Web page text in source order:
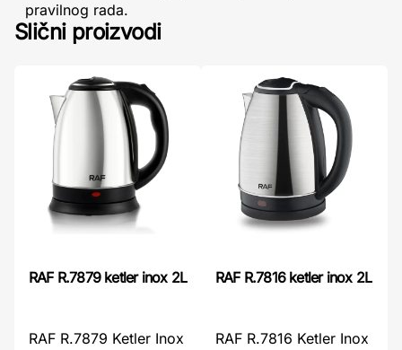
pravilnog rada.
Slični proizvodi
RAF R.7879 ketler inox 2L
RAF R.7879 Ketler Inox
RAF R.7816 ketler inox 2L
RAF R.7816 Ketler Inox